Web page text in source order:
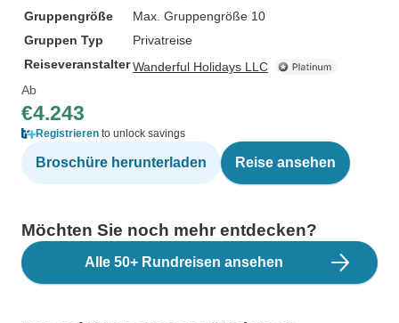
Gruppengröße
Max. Gruppengröße 10
Gruppen Typ
Privatreise
ReiseveranstalterWanderful Holidays LLC
Ab
€4.243
Registrieren to unlock savings
Broschüre herunterladen Reise ansehen
Möchten Sie noch mehr entdecken?
Alle 50+ Rundreisen ansehen